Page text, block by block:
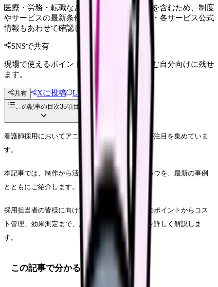
医療・労務・転職など判断に影響する内容を含むため、制度
やサービスの最新条件は公的機関・勤務先・各サービス公式
情報もあわせて確認してください。
SNSで共有
現場で使えるポイントを、同僚やあとで読む自分向けに残せ
ます。
共有 Xに投稿 LINE
投稿文コピー
この記事の目次35項目
看護師採用においてアニメーション動画の活用が注目を集めていま
す。
本記事では、制作から活用までの実践的なノウハウを、最新の事例
とともにご紹介します。
採用担当者の皆様に向けて、効果的な動画制作のポイントからコス
ト管理、効果測定まで、成功へ導くための情報を詳しく解説しま
す。
この記事で分かること